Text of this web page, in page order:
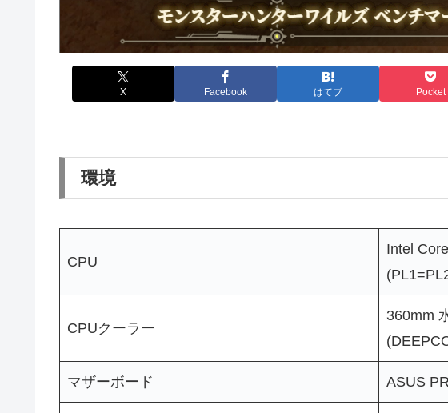
X Facebook はてブ Pocket
環境
CPU
Intel
CPUクーラー
360mm
マザーボード ASUS